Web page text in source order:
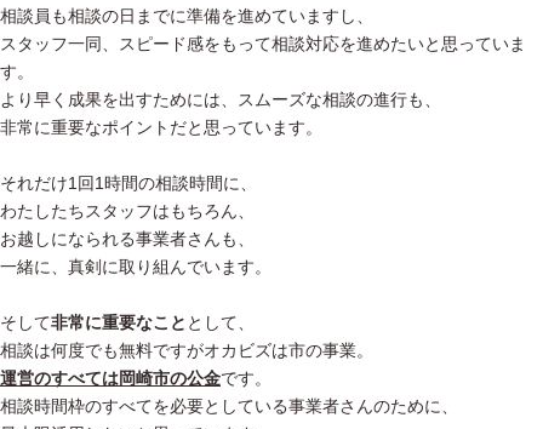
相談員も相談の日までに準備を進めていますし、
スタッフ一同、スピード感をもって相談対応を進めたいと思っていま
す。
より早く成果を出すためには、スムーズな相談の進行も、
非常に重要なポイントだと思っています。
それだけ1回1時間の相談時間に、
わたしたちスタッフはもちろん、
お越しになられる事業者さんも、
一緒に、真剣に取り組んでいます。
そして非常に重要なこと として、
相談は何度でも無料ですがオカビズは市の事業。
運営のすべては岡崎市の公金です。
相談時間枠のすべてを必要としている事業者さんのために、